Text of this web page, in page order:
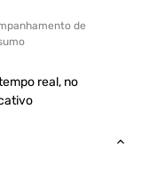
de
real, no